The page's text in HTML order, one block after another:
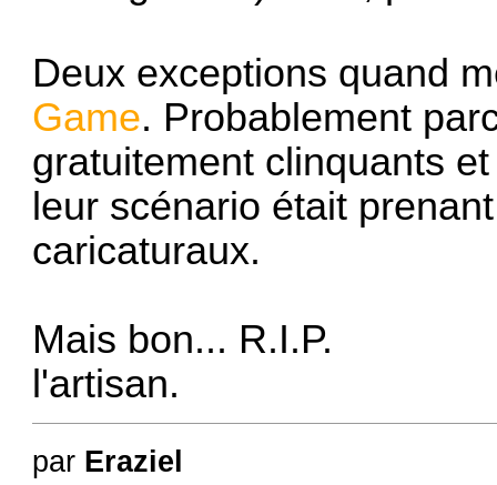
Deux exceptions quand
Game. Probablement
gratuitement clinquants
leur scénario était
caricaturaux.
Mais bon... R.I.P.
l'artisan.
par Eraziel